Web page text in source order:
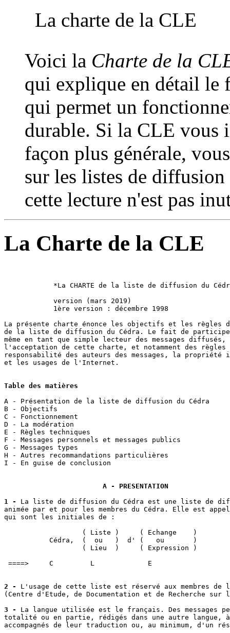
La charte de la CLE
Voici la Charte de la
qui explique en détail le
qui permet un
durable. Si la CLE vous
façon plus générale,
sur les listes de
cette lecture n'est pas
La Charte de la CLE
*La CHARTE de la liste de diffusion du
            version (mars 2019)
            1ère version : décembre 1998
La présente charte énonce les objectifs et les
de la liste de diffusion du Cédra. Le fait de
même en tant que simple lecteur des messages
l'acceptation de cette charte, et notamment des
responsabilité des auteurs des messages, la
et les usages de l'Internet.
Table des matières
A - Présentation de la liste de diffusion du Cédra
B - Objectifs
C - Fonctionnement
D - La modération
E - Règles techniques
F - Messages personnels et messages publics
G - Messages types
H - Autres recommandations particulières
I - En guise de conclusion
A - PRESENTATION
1 -
La liste de diffusion du Cédra est une liste de
animée par et pour les membres du Cédra. Elle est
qui sont les initiales de :
                   ( Liste )     ( Echange    )
           Cédra,  (  ou   )  d' (   ou       )
                   ( Lieu  )     ( Expression )
====>     C         L             E
2 -
L'usage de cette liste est réservé aux membres de
(Centre d'Etude, de Documentation et de Recherche
3 -
La langue utilisée est le français. Des messages
totalité ou en partie, rédigés dans une autre langue,
accompagnés de leur traduction ou, au minimum, d'un